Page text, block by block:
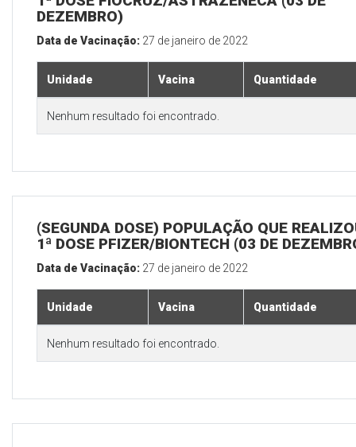
DEZEMBRO)
Data de Vacinação: 27 de janeiro de 2022
Unidade Vacina Quantidade
Nenhum resultado foi encontrado.
(SEGUNDA DOSE) POPULAÇÃO QUE
1ª DOSE PFIZER/BIONTECH (03 DE
Data de Vacinação: 27 de janeiro de 2022
Unidade Vacina Quantidade
Nenhum resultado foi encontrado.